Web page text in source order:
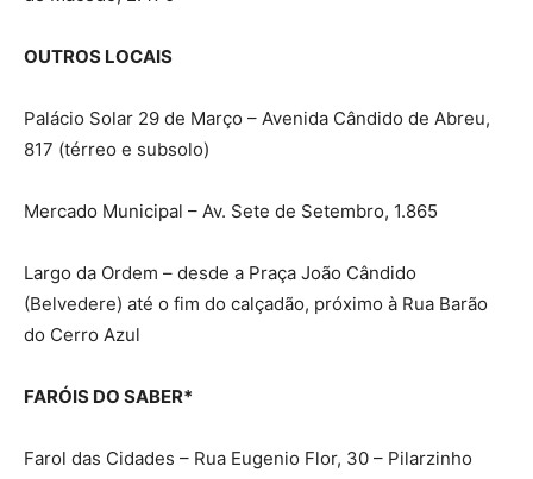
OUTROS LOCAIS
Palácio Solar 29 de Março – Avenida Cândido de Abreu,
817 (térreo e subsolo)
Mercado Municipal – Av. Sete de Setembro, 1.865
Largo da Ordem – desde a Praça João Cândido
(Belvedere) até o fim do calçadão, próximo à Rua Barão
do Cerro Azul
FARÓIS DO SABER*
Farol das Cidades – Rua Eugenio Flor, 30 – Pilarzinho